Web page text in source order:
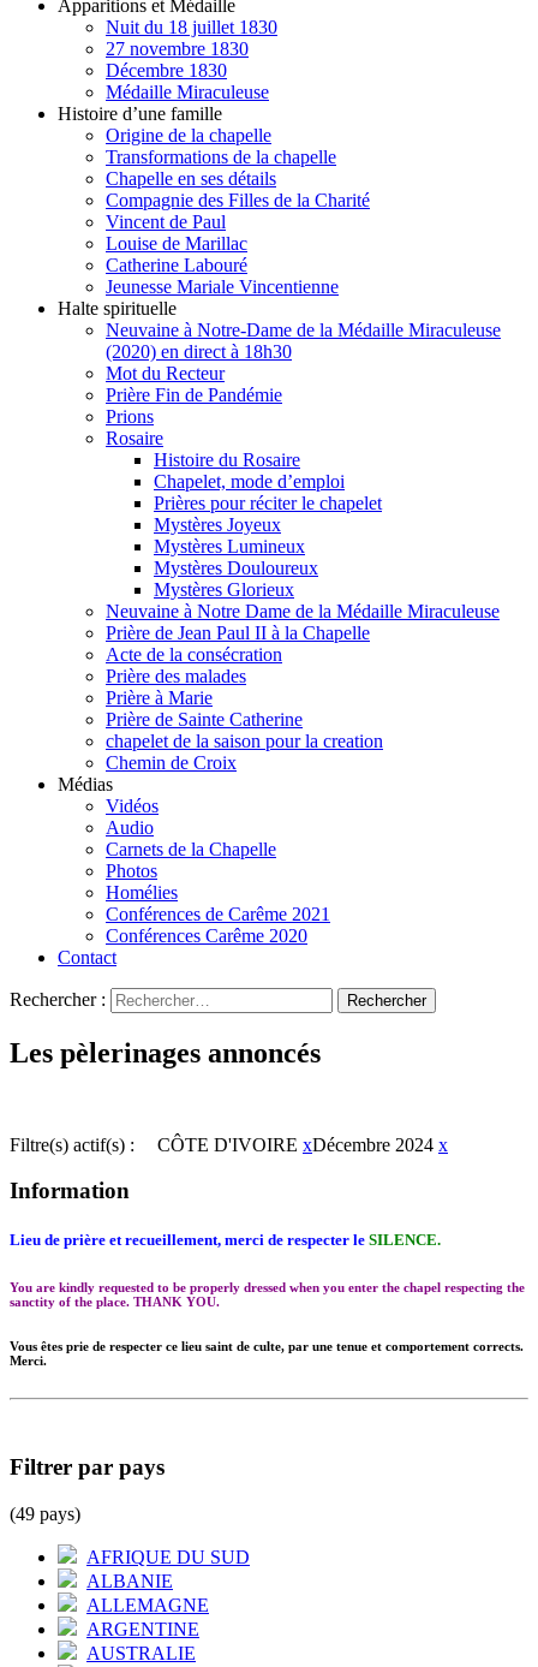
Apparitions et Médaille
Nuit du 18 juillet 1830
27 novembre 1830
Décembre 1830
Médaille Miraculeuse
Histoire d’une famille
Origine de la chapelle
Transformations de la chapelle
Chapelle en ses détails
Compagnie des Filles de la Charité
Vincent de Paul
Louise de Marillac
Catherine Labouré
Jeunesse Mariale Vincentienne
Halte spirituelle
Neuvaine à Notre-Dame de la Médaille Miraculeuse
(2020) en direct à 18h30
Mot du Recteur
Prière Fin de Pandémie
Prions
Rosaire
Histoire du Rosaire
Chapelet, mode d’emploi
Prières pour réciter le chapelet
Mystères Joyeux
Mystères Lumineux
Mystères Douloureux
Mystères Glorieux
Neuvaine à Notre Dame de la Médaille Miraculeuse
Prière de Jean Paul II à la Chapelle
Acte de la consécration
Prière des malades
Prière à Marie
Prière de Sainte Catherine
chapelet de la saison pour la creation
Chemin de Croix
Médias
Vidéos
Audio
Carnets de la Chapelle
Photos
Homélies
Conférences de Carême 2021
Conférences Carême 2020
Contact
Rechercher :
Les pèlerinages annoncés
Filtre(s) actif(s) : CÔTE D'IVOIRE xDécembre 2024 x
Information
Lieu de prière et recueillement, merci de respecter le SILENCE.
You are kindly requested to be properly dressed when you enter the chapel respecting the
sanctity of the place. THANK YOU.
Vous êtes prie de respecter ce lieu saint de culte, par une tenue et comportement corrects.
Merci.
Filtrer par pays
(49 pays)
AFRIQUE DU SUD
ALBANIE
ALLEMAGNE
ARGENTINE
AUSTRALIE